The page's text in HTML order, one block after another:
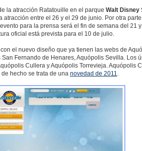
la atracción Ratatouille en el parque Walt Disney
entre el 26 y el 29 de junio. Por otra
para la prensa será el fin de semana del 21
oficial está prevista para el 10 de julio.
el nuevo diseño que ya tienen las webs de
Fernando de Henares, Aquópolis Sevilla. Los
Cullera y Aquópolis Torrevieja. Aquópolis
hecho se trata de una novedad de 2011.